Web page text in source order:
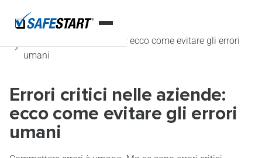
Home
Blog
Errori critici nelle aziende: ecco come evitare gli errori
umani
Errori critici nelle aziende:
ecco come evitare gli errori
umani